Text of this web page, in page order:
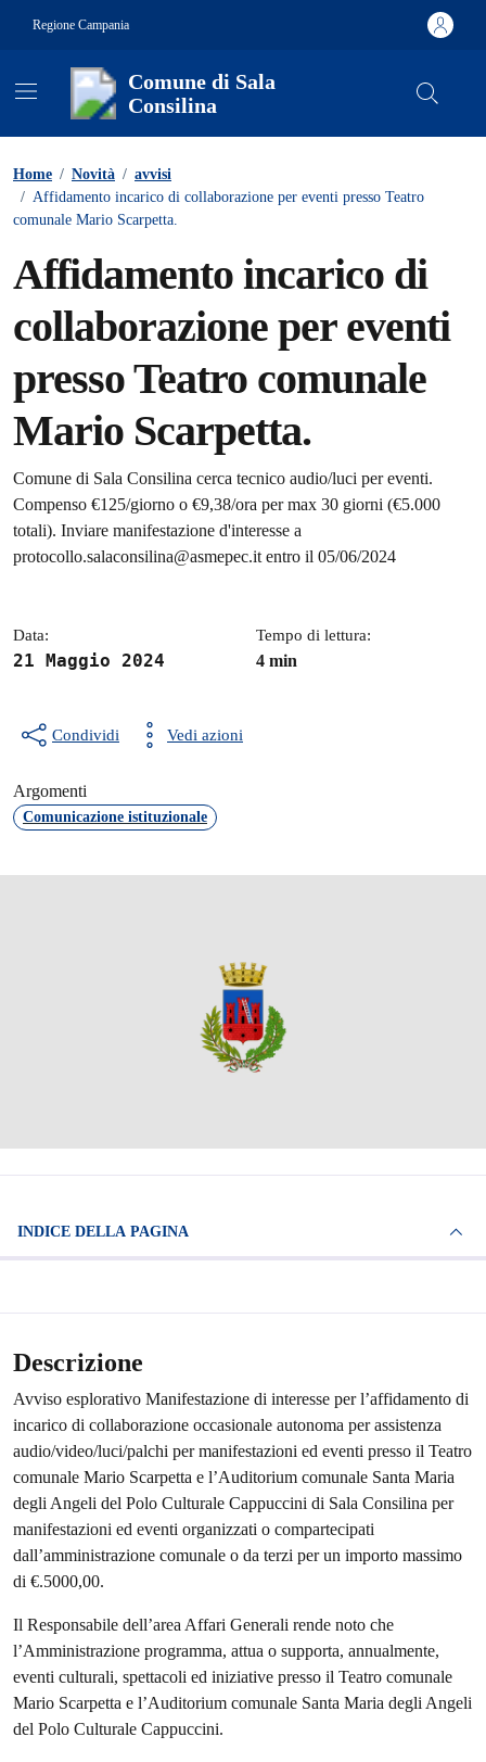
Regione Campania
Comune di Sala
Consilina
Home / Novità / avvisi
/ Affidamento incarico di collaborazione per eventi presso Teatro
comunale Mario Scarpetta.
Affidamento incarico di
collaborazione per eventi
presso Teatro comunale
Mario Scarpetta.
Dettagli della notizia
Comune di Sala Consilina cerca tecnico audio/luci per eventi.
Compenso €125/giorno o €9,38/ora per max 30 giorni (€5.000
totali). Inviare manifestazione d'interesse a
protocollo.salaconsilina@asmepec.it entro il 05/06/2024
Data:
21 Maggio 2024
Tempo di lettura:
4 min
Condividi Vedi azioni
Argomenti
Comunicazione istituzionale
INDICE DELLA PAGINA
Descrizione
Avviso esplorativo Manifestazione di interesse per l’affidamento di
incarico di collaborazione occasionale autonoma per assistenza
audio/video/luci/palchi per manifestazioni ed eventi presso il Teatro
comunale Mario Scarpetta e l’Auditorium comunale Santa Maria
degli Angeli del Polo Culturale Cappuccini di Sala Consilina per
manifestazioni ed eventi organizzati o compartecipati
dall’amministrazione comunale o da terzi per un importo massimo
di €.5000,00.
Il Responsabile dell’area Affari Generali rende noto che
l’Amministrazione programma, attua o supporta, annualmente,
eventi culturali, spettacoli ed iniziative presso il Teatro comunale
Mario Scarpetta e l’Auditorium comunale Santa Maria degli Angeli
del Polo Culturale Cappuccini.